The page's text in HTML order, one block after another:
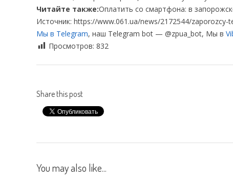
Читайте также:Оплатить со смартфона: в
Источник: https://www.061.ua/news/2172544/
Мы в Telegram, наш Telegram bot — @zpua_bot, Мы в
Просмотров: 832
Share this post
You may also like...